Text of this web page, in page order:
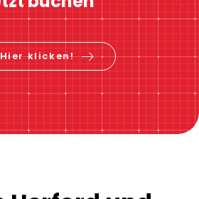
Hier klicken!